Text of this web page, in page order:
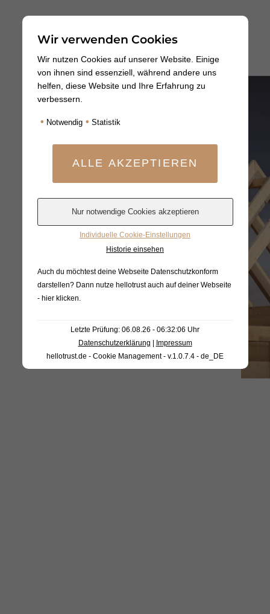
Holz arbeitet. Wir
vollenden.
Wir sind ein innovativer Meisterbetrieb aus
Altenberge im Kreis Steinfurt, nur 15
Kilometer von Münster entfernt.
MEHR ERFAHREN
Wir verwenden Cookies
Wir nutzen Cookies auf unserer Website. Einige
von ihnen sind essenziell, während andere uns
helfen, diese Website und Ihre Erfahrung zu
verbessern.
• Notwendig • Statistik
Individuelle Cookie-Einstellungen
Historie einsehen
Auch du möchtest deine Webseite Datenschutzkonform
darstellen? Dann nutze hellotrust auch auf deiner Webseite
- hier klicken
Letzte Prüfung: 06.08.26 - 06:32:06 Uhr
Datenschutzerklärung | Impressum
hellotrust.de - Cookie Management - v.1.0.7.4 - de_DE